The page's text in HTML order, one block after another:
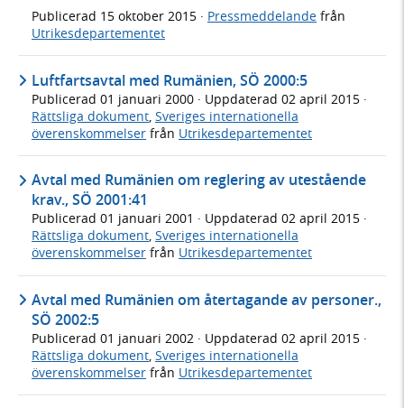
Publicerad 15 oktober 2015 · Pressmeddelande från
Utrikesdepartementet
Luftfartsavtal med Rumänien, SÖ 2000:5
Publicerad 01 januari 2000 · Uppdaterad 02 april 2015 ·
Rättsliga dokument Sveriges internationella
överenskommelser från Utrikesdepartementet
Avtal med Rumänien om reglering av utestående
krav., SÖ 2001:41
Publicerad 01 januari 2001 · Uppdaterad 02 april 2015 ·
Rättsliga dokument, Sveriges internationella
överenskommelser från Utrikesdepartementet
Avtal med Rumänien om återtagande av personer.,
SÖ 2002:5
Publicerad 01 januari 2002 · Uppdaterad 02 april 2015 ·
Rättsliga dokument, Sveriges internationella
överenskommelser från Utrikesdepartementet